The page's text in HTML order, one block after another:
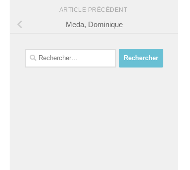
ARTICLE PRÉCÉDENT
Meda, Dominique
Rechercher :